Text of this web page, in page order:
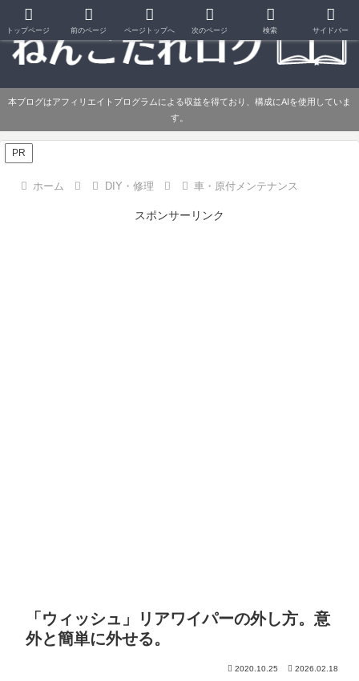
本ブログはアフィリエイトプログラムによる収益を得ており、構成にAIを使用していま
す。
PR
ホーム DIY・修理 車・原付メンテナンス
スポンサーリンク
「ウィッシュ」リアワイパーの外し方。意
外と簡単に外せる。
2020.10.25 2026.02.18
トップページ 前のページ ページトップへ 次のページ 検索 サイドバー